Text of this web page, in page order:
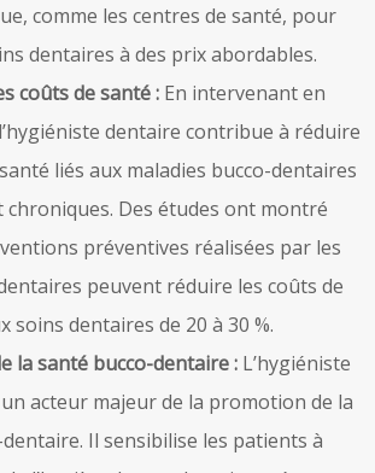
comme les centres de santé, pour
dentaires à des prix abordables.
coûts de santé : En intervenant en
dentaire contribue à réduire
liés aux maladies bucco-dentaires
chroniques. Des études ont montré
préventives réalisées par les
peuvent réduire les coûts de
soins dentaires de 20 à 30 %.
la santé bucco-dentaire : L’hygiéniste
acteur majeur de la promotion de la
Il sensibilise les patients à